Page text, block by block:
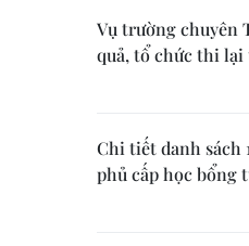
Vụ trường chuyên
quả, tổ chức thi lại
Chi tiết danh sách
phủ cấp học bổng